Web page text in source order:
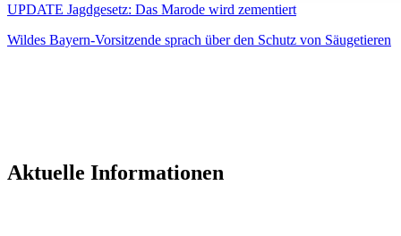
UPDATE Jagdgesetz: Das Marode wird zementiert
Wildes Bayern-Vorsitzende sprach über den Schutz von Säugetieren
Aktuelle Informationen